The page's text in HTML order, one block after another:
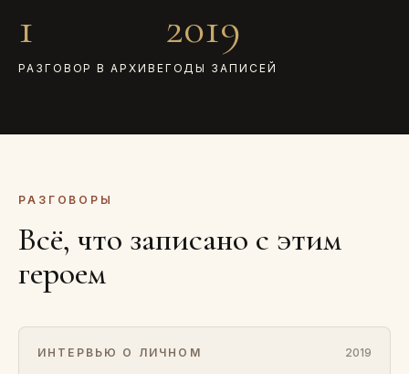
1
РАЗГОВОР В АРХИВЕ
2019
ГОДЫ ЗАПИСЕЙ
РАЗГОВОРЫ
Всё, что записано с этим
героем
ИНТЕРВЬЮ О ЛИЧНОМ 2019